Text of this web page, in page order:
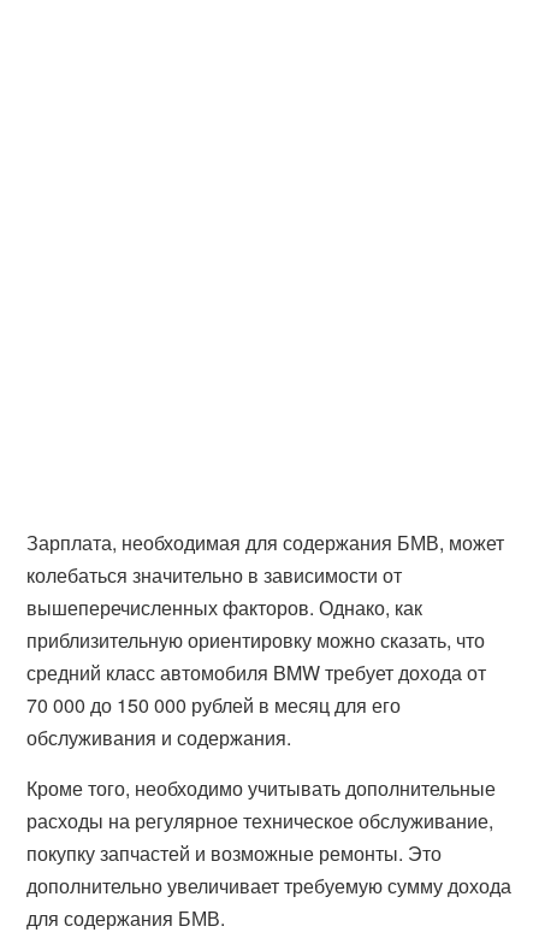
Зарплата, необходимая для содержания БМВ, может
колебаться значительно в зависимости от
вышеперечисленных факторов. Однако, как
приблизительную ориентировку можно сказать, что
средний класс автомобиля BMW требует дохода от
70 000 до 150 000 рублей в месяц для его
обслуживания и содержания.
Кроме того, необходимо учитывать дополнительные
расходы на регулярное техническое обслуживание,
покупку запчастей и возможные ремонты. Это
дополнительно увеличивает требуемую сумму дохода
для содержания БМВ.